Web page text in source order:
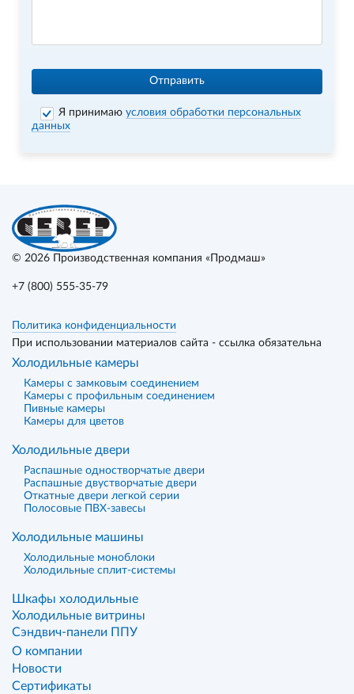
Отправить
Я принимаюусловия обработки персональных
данных
© 2026 Производственная компания «Продмаш»
+7 (800) 555-35-79
Политика конфиденциальности
При использовании материалов сайта - ссылка обязательна
Холодильные камеры
Камеры с замковым соединением
Камеры с профильным соединением
Пивные камеры
Камеры для цветов
Холодильные двери
Распашные одностворчатые двери
Распашные двустворчатые двери
Откатные двери легкой серии
Полосовые ПВХ-завесы
Холодильные машины
Холодильные моноблоки
Холодильные сплит-системы
Шкафы холодильные
Холодильные витрины
Сэндвич-панели ППУ
О компании
Новости
Сертификаты